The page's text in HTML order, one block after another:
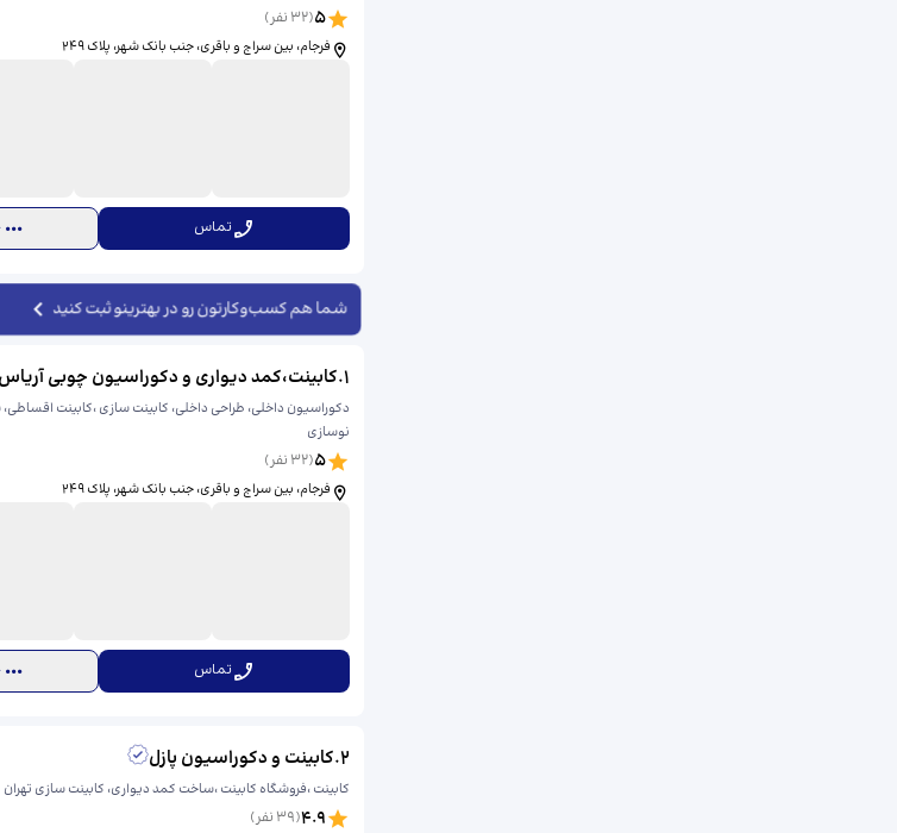
5
(
32 نفر)
فرجام، بین سراج و باقری، جنب بانک شهر، پلاک ۲۴۹
تماس
شما هم کسب‌وکارتون رو در بهترینو ثبت کنید
1
.کابینت،کمد دیواری و دکوراسیون چوبی آریاس
دکوراسیون داخلی، طراحی داخلی، کابینت سازی ،کابینت
نوسازی
5
(
32 نفر)
فرجام، بین سراج و باقری، جنب بانک شهر، پلاک ۲۴۹
تماس
2
.کابینت و دکوراسیون پازل
کابینت ،فروشگاه کابینت ،ساخت کمد دیواری، کابینت سازی تهران
4.9
(
39 نفر)